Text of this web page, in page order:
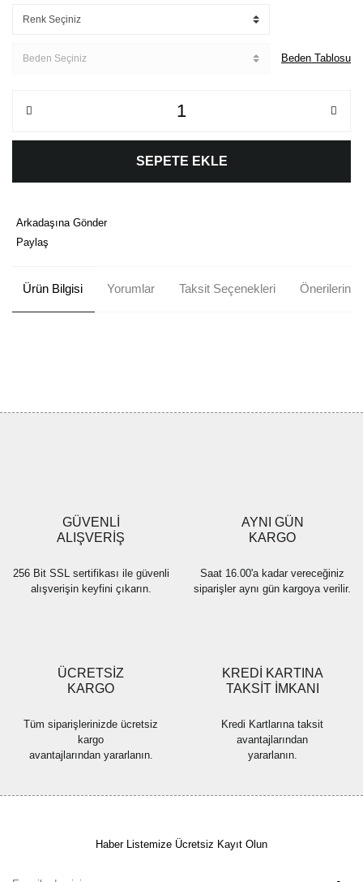
Beden Tablosu
SEPETE EKLE
Arkadaşına Gönder
Paylaş
Ürün Bilgisi Yorumlar Taksit Seçenekleri Önerileriniz
Ürün fiyatı diğer sitelerden daha pahalı.
Bu ürüne benzer farklı alternatifler olmalı.
GÜVENLİ
ALIŞVERİŞ
256 Bit SSL sertifikası ile güvenli
alışverişin keyfini çıkarın.
AYNI GÜN
KARGO
Saat 16.00'a kadar vereceğiniz
siparişler aynı gün kargoya verilir.
ÜCRETSİZ
KARGO
Tüm siparişlerinizde ücretsiz
kargo
avantajlarından yararlanın.
KREDİ KARTINA
TAKSİT İMKANI
Kredi Kartlarına taksit
avantajlarından
yararlanın.
Haber Listemize Ücretsiz Kayıt Olun